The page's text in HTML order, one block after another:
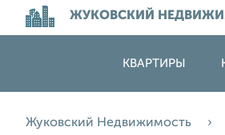
ЖУКОВСКИЙ
КВАРТИРЫ
Жуковский Недвижимость